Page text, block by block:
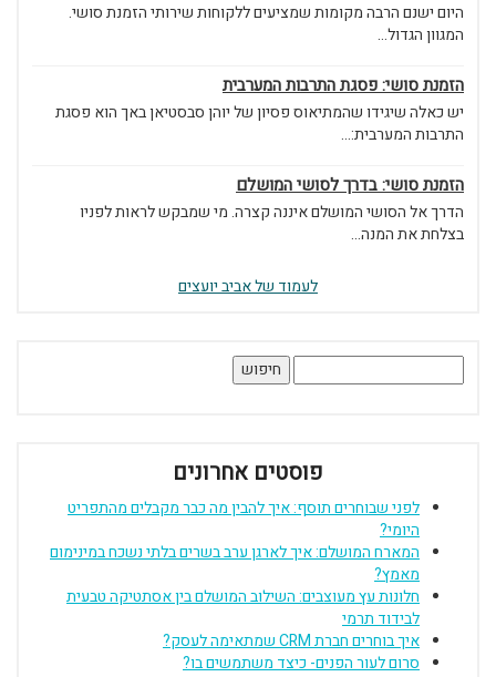
היום ישנם הרבה מקומות שמציעים ללקוחות שירותי הזמנת סושי.
המגוון הגדול...
הזמנת סושי: פסגת התרבות המערבית
יש כאלה שיגידו שהמתיאוס פסיון של יוהן סבסטיאן באך הוא פסגת
התרבות המערבית:...
הזמנת סושי: בדרך לסושי המושלם
הדרך אל הסושי המושלם איננה קצרה. מי שמבקש לראות לפניו
בצלחת את המנה...
לעמוד של אביב יועצים
פוסטים אחרונים
לפני שבוחרים תוסף: איך להבין מה כבר מקבלים מהתפריט
היומי?
המארח המושלם: איך לארגן ערב בשרים בלתי נשכח במינימום
מאמץ?
חלונות עץ מעוצבים: השילוב המושלם בין אסתטיקה טבעית
לבידוד תרמי
איך בוחרים חברת CRM שמתאימה לעסק?
סרום לעור הפנים- כיצד משתמשים בו?